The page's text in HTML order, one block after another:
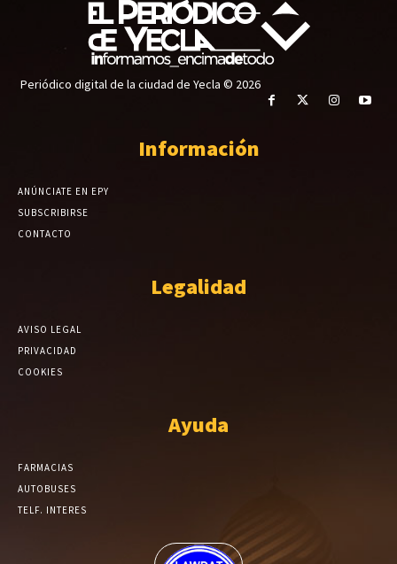
Periódico digital de la ciudad de Yecla © 2026
Información
ANÚNCIATE EN EPY
SUBSCRIBIRSE
CONTACTO
Legalidad
AVISO LEGAL
PRIVACIDAD
COOKIES
Ayuda
FARMACIAS
AUTOBUSES
TELF. INTERES